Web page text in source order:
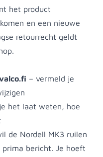
het product
en een nieuwe
retourrecht geldt
– vermeld je
het laat weten, hoe
de Nordell MK3 ruilen
bericht. Je hoeft